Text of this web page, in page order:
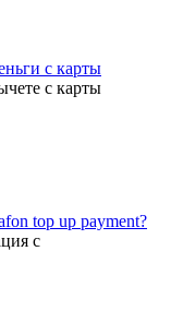
с карты
с карты
top up payment?
с